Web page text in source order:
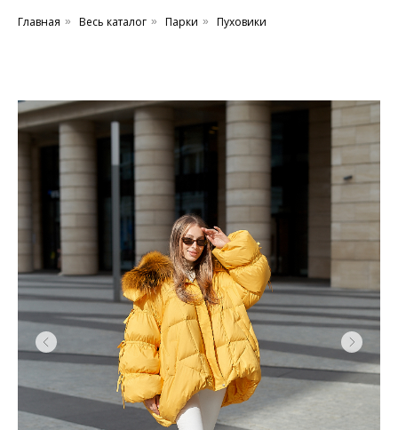
Главная » Весь каталог » Парки » Пуховики